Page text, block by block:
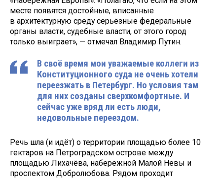
месте появятся достойные, вписанные
в архитектурную среду серьёзные федеральные
органы власти, судебные власти, от этого город
только выиграет», — отмечал Владимир Путин.
В своё время мои уважаемые коллеги из
Конституционного суда не очень хотели
переезжать в Петербург. Но условия там
для них созданы сверхкомфортные. И
сейчас уже вряд ли есть люди,
недовольные переездом.
Речь шла (и идёт) о территории площадью более 10
гектаров на Петроградском острове между
площадью Лихачёва, набережной Малой Невы и
проспектом Добролюбова. Рядом проходит